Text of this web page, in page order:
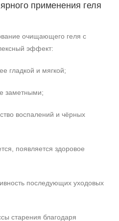
применения геля
очищающего геля с
эффект:
гладкой и мягкой;
заметными;
воспалений и чёрных
появляется здоровое
последующих уходовых
старения благодаря